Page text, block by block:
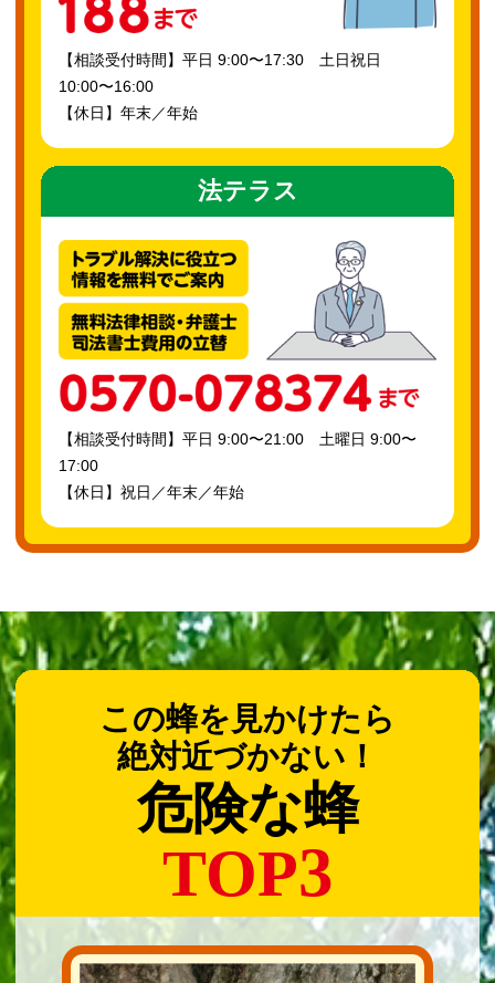
【相談受付時間】平日 9:00〜17:30 土日祝日
10:00〜16:00
【休日】年末／年始
法テラス
【相談受付時間】平日 9:00〜21:00 土曜日 9:00〜
17:00
【休日】祝日／年末／年始
この蜂を見かけたら
絶対近づかない！
危険な蜂
TOP3